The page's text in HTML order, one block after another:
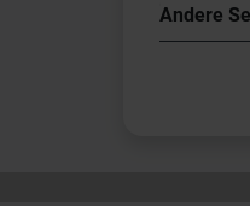
Andere